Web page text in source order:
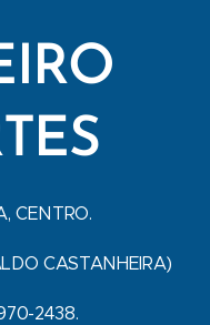
CENTRO.
CASTANHEIRA)
2438.